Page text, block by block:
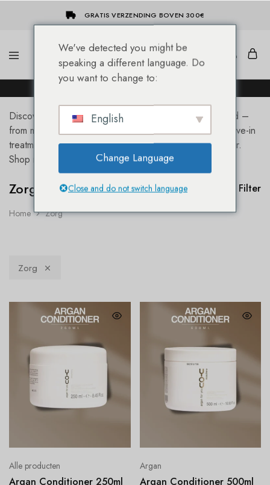
GRATIS VERZENDING BOVEN 300€
She-
Socap
Extensions
Discover professional hair care products for every need –
from moisturizing shampoos to nourishing masks and leave-in
treatments. Salon-quality results for healthy, beautiful hair.
Shop now!
Zorg
Home Zorg
Filter
Zorg
Alle producten
Argan Conditioner 250ml
Argan
Argan Conditioner 500ml
We've detected you might be
speaking a different language. Do
you want to change to:
English
Change Language
Close and do not switch language